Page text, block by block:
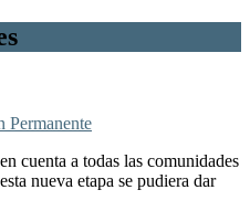
Permanente
cuenta a todas las comunidades
nueva etapa se pudiera dar